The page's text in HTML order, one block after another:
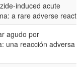
induced acute
a rare adverse
agudo por
una reacción adversa